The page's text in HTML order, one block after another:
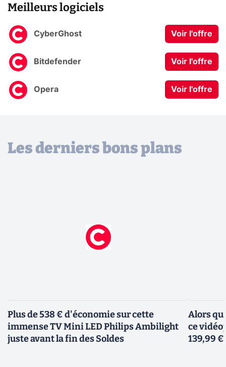
Meilleurs logiciels
CyberGhost Voir l'offre
Bitdefender Voir l'offre
Opera Voir l'offre
Les derniers bons plans
Plus de 538 € d'économie sur cette
immense TV Mini LED Philips Ambilight
juste avant la fin des Soldes
Alors
ce
139,99 €